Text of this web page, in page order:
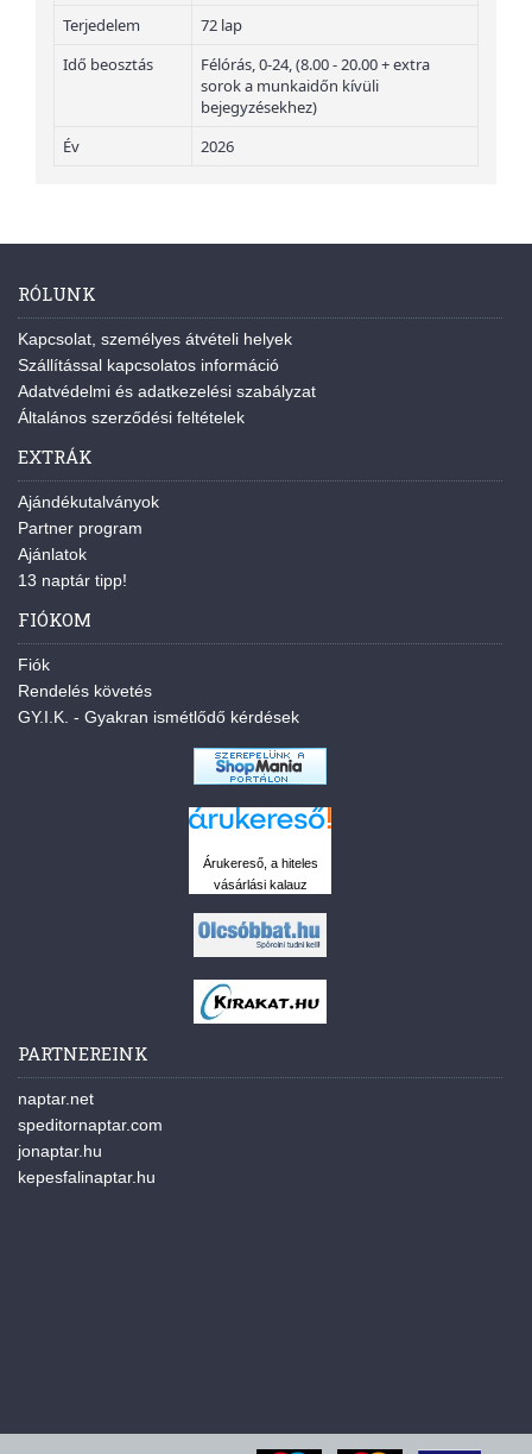
Terjedelem
72 lap
Idő beosztás
Félórás, 0-24, (8.00 - 20.00 + extra
sorok a munkaidőn kívüli
bejegyzésekhez)
Év
2026
RÓLUNK
Kapcsolat, személyes átvételi helyek
Szállítással kapcsolatos információ
Adatvédelmi és adatkezelési szabályzat
Általános szerződési feltételek
EXTRÁK
Ajándékutalványok
Partner program
Ajánlatok
13 naptár tipp!
FIÓKOM
Fiók
Rendelés követés
GY.I.K. - Gyakran ismétlődő kérdések
Árukereső, a hiteles
vásárlási kalauz
PARTNEREINK
naptar.net
speditornaptar.com
jonaptar.hu
kepesfalinaptar.hu